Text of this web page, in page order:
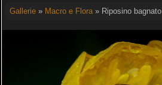
Gallerie» Macro e Flora» Riposino bagnato